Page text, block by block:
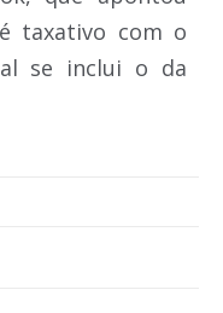
taxativo com o
se inclui o da